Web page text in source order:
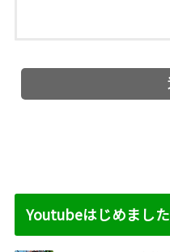
Youtubeはじめました